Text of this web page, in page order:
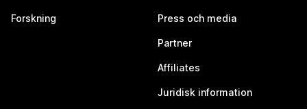
Forskning Press och media
Partner
Affiliates
Juridisk information